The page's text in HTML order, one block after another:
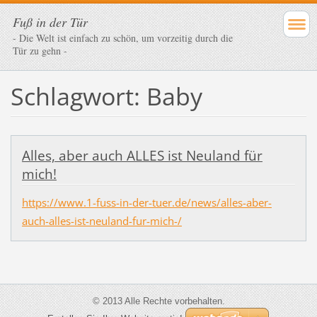
Fuß in der Tür
- Die Welt ist einfach zu schön, um vorzeitig durch die
Tür zu gehn -
Schlagwort: Baby
Alles, aber auch ALLES ist Neuland für
mich!
https://www.1-fuss-in-der-tuer.de/news/alles-aber-
auch-alles-ist-neuland-fur-mich-/
© 2013 Alle Rechte vorbehalten.